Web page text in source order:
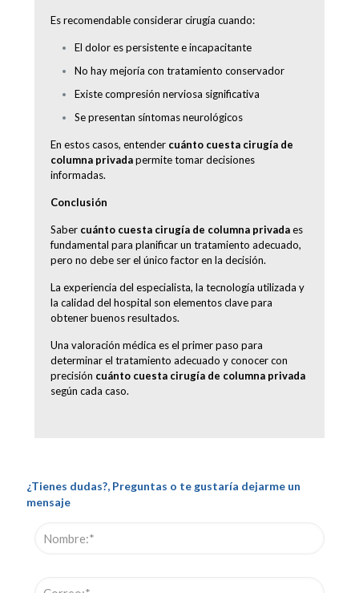
Es recomendable considerar cirugía cuando:
El dolor es persistente e incapacitante
No hay mejoría con tratamiento conservador
Existe compresión nerviosa significativa
Se presentan síntomas neurológicos
En estos casos, entender cuánto cuesta cirugía de
columna privadapermite tomar decisiones
informadas.
Conclusión
Saber cuánto cuesta cirugía de columna privadaes
fundamental para planificar un tratamiento adecuado,
pero no debe ser el único factor en la decisión.
La experiencia del especialista, la tecnología utilizada y
la calidad del hospital son elementos clave para
obtener buenos resultados.
Una valoración médica es el primer paso para
determinar el tratamiento adecuado y conocer con
precisión cuánto cuesta cirugía de columna privada
según cada caso.
¿Tienes dudas?, Preguntas o te gustaría dejarme un
mensaje